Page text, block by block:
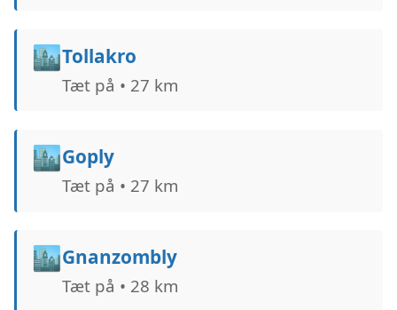
🏙️Tollakro
Tæt på • 27 km
🏙️Goply
Tæt på • 27 km
🏙️Gnanzombly
Tæt på • 28 km